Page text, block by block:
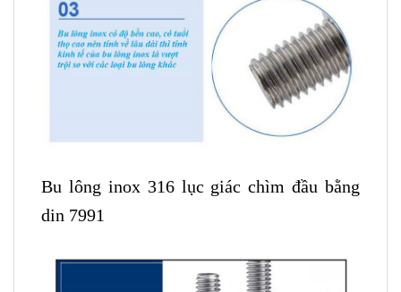
Bu lông inox 316 lục giác chìm đầu bằng
din 7991